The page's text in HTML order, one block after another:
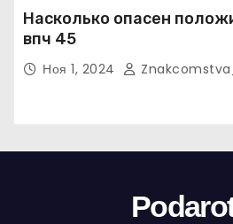
Насколько опасен
впч 45
Ноя 1, 2024 Znakcomstva_